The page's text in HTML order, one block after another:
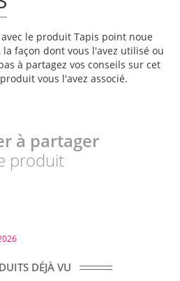
le produit Tapis point noue
façon dont vous l'avez utilisé ou
à partagez vos conseils sur cet
vous l'avez associé.
à partager
produit
DÉJÀ VU